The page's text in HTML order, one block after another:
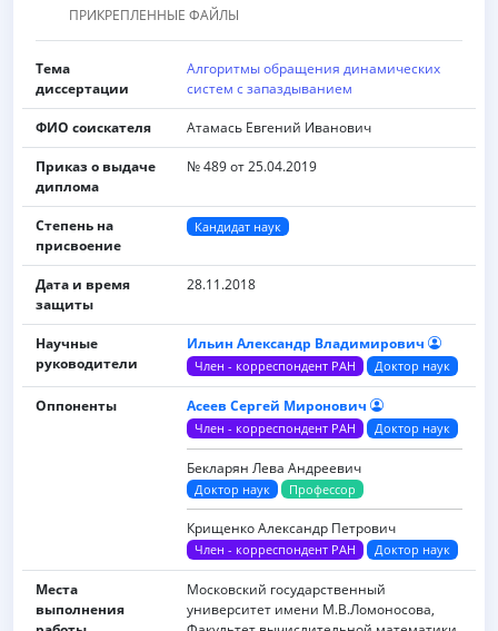
ПРИКРЕПЛЕННЫЕ ФАЙЛЫ
Тема
диссертации
Алгоритмы обращения динамических
систем с запаздыванием
ФИО соискателя Атамась Евгений Иванович
Приказ о выдаче
диплома
№ 489 от 25.04.2019
Степень на
присвоение
Кандидат наук
Дата и время
защиты
28.11.2018
Научные
руководители
Ильин Александр Владимирович
Член - корреспондент РАН Доктор наук
Оппоненты Асеев Сергей Миронович
Член - корреспондент РАН Доктор наук
Бекларян Лева Андреевич
Доктор наук Профессор
Крищенко Александр Петрович
Член - корреспондент РАН Доктор наук
Места
выполнения
Московский государственный
университет имени M.B.Ломоносова,